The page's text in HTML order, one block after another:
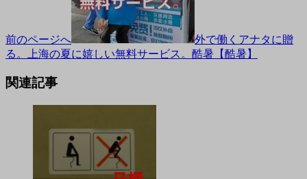
前のページへ
外で働くアナタに贈
る。上海の夏に嬉しい無料サービス。酷暑【酷暑】
関連記事